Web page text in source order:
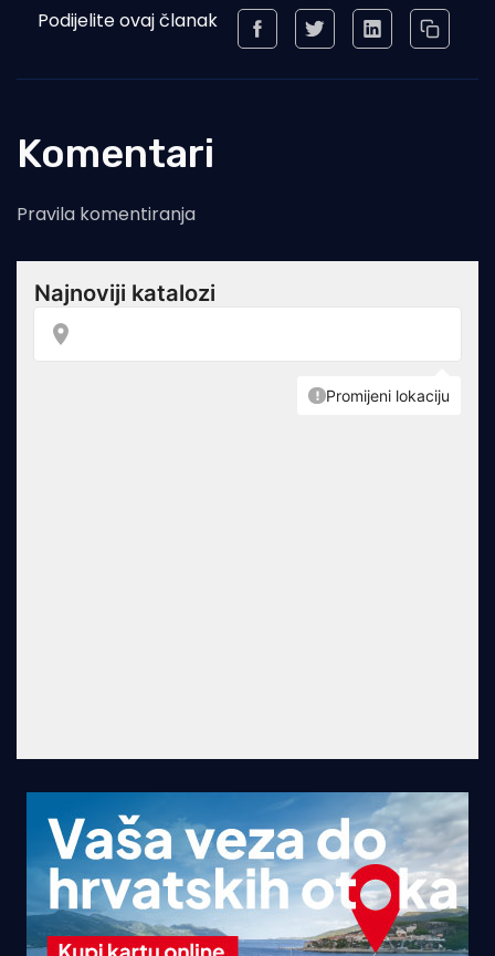
Podijelite ovaj članak
Komentari
Pravila komentiranja